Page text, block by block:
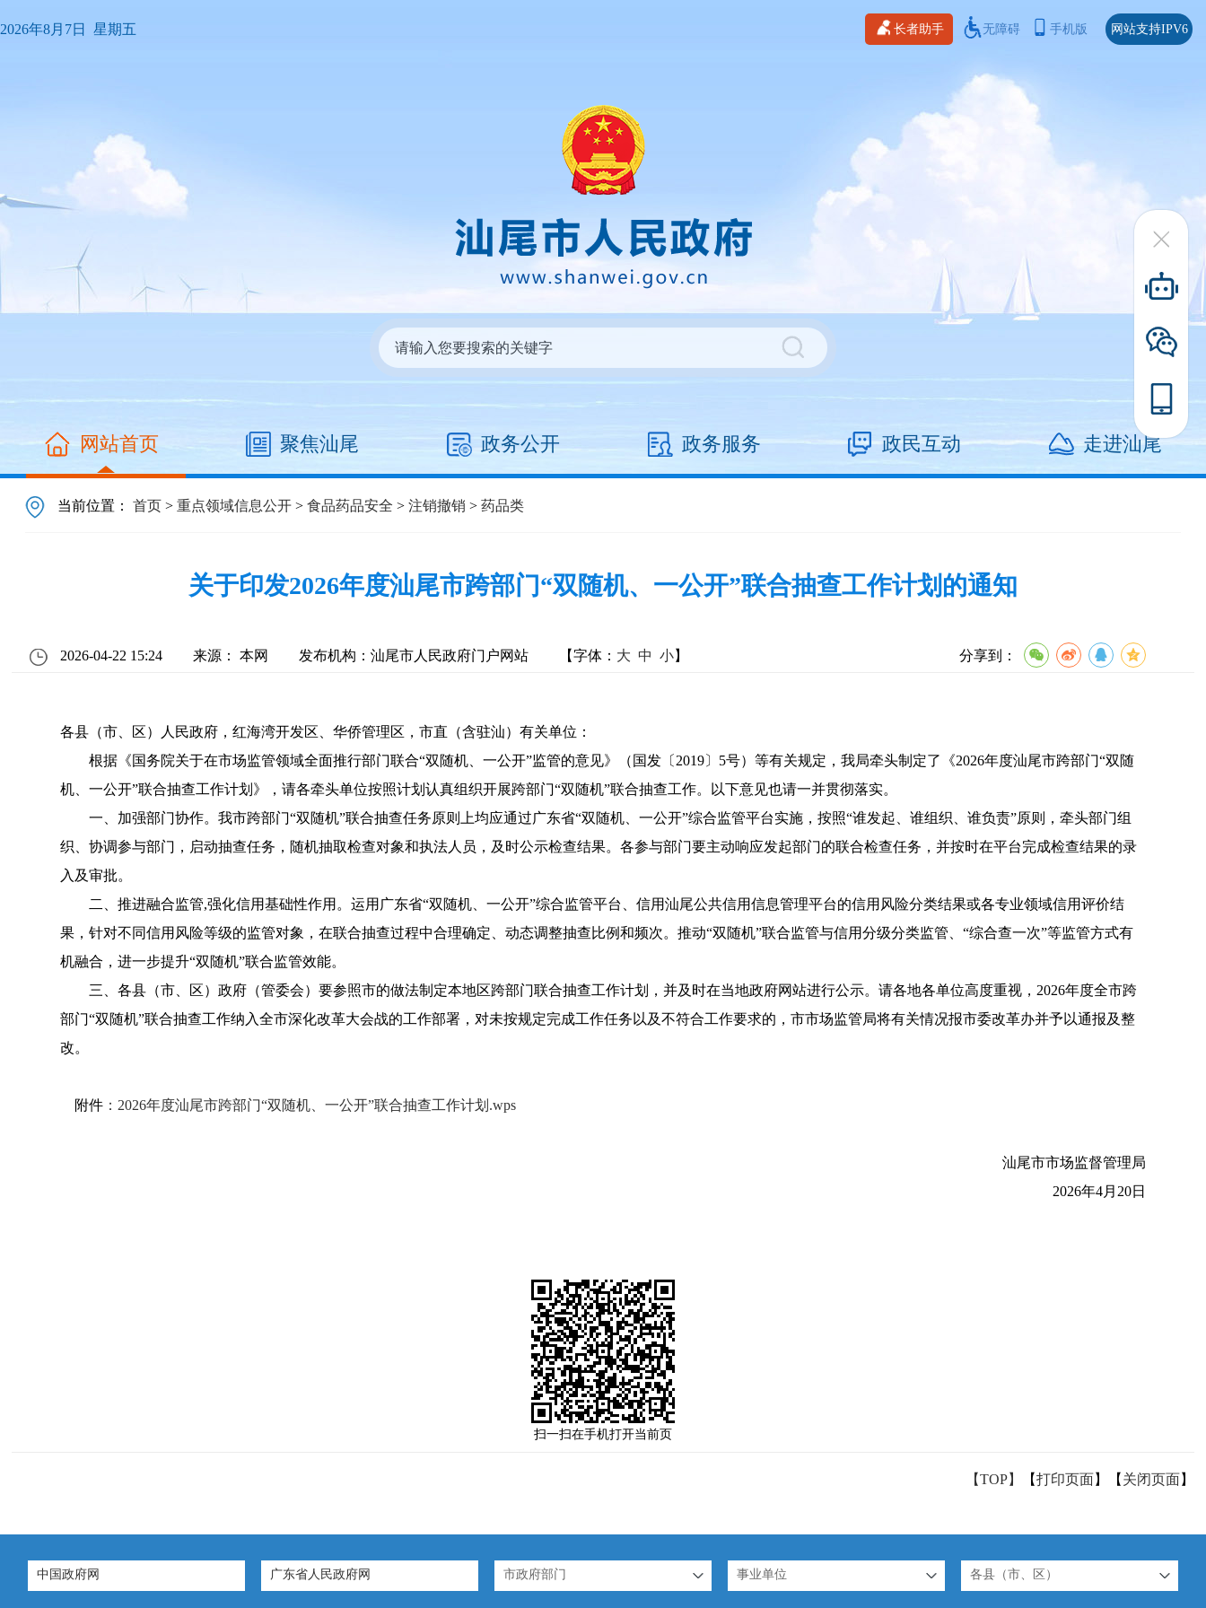
2026年8月7日 星期五 长者助手 无障碍 手机版 网站支持IPV6
网站首页 聚焦汕尾 政务公开 政务服务 政民互动 走进汕尾
当前位置：首页 >重点领域信息公开 >食品药品安全 >注销撤销 >药品类
关于印发2026年度汕尾市跨部门“双随机、一公开”联合抽查工作计划的通知
2026-04-22 15:24 来源： 本网 发布机构：汕尾市人民政府门户网站 【字体： 大 中 小】 分享到：
各县（市、区）人民政府，红海湾开发区、华侨管理区，市直（含驻汕）有关单位：
根据《国务院关于在市场监管领域全面推行部门联合“双随机、一公开”监管的意见》（国发〔2019〕5号）等有关规定，我局牵头制定了《2026年度汕尾市跨部门“双随
机、一公开”联合抽查工作计划》，请各牵头单位按照计划认真组织开展跨部门“双随机”联合抽查工作。以下意见也请一并贯彻落实。
一、加强部门协作。我市跨部门“双随机”联合抽查任务原则上均应通过广东省“双随机、一公开”综合监管平台实施，按照“谁发起、谁组织、谁负责”原则，牵头部门组
织、协调参与部门，启动抽查任务，随机抽取检查对象和执法人员，及时公示检查结果。各参与部门要主动响应发起部门的联合检查任务，并按时在平台完成检查结果的录
入及审批。
二、推进融合监管,强化信用基础性作用。运用广东省“双随机、一公开”综合监管平台、信用汕尾公共信用信息管理平台的信用风险分类结果或各专业领域信用评价结
果，针对不同信用风险等级的监管对象，在联合抽查过程中合理确定、动态调整抽查比例和频次。推动“双随机”联合监管与信用分级分类监管、“综合查一次”等监管方式有
机融合，进一步提升“双随机”联合监管效能。
三、各县（市、区）政府（管委会）要参照市的做法制定本地区跨部门联合抽查工作计划，并及时在当地政府网站进行公示。请各地各单位高度重视，2026年度全市跨
部门“双随机”联合抽查工作纳入全市深化改革大会战的工作部署，对未按规定完成工作任务以及不符合工作要求的，市市场监管局将有关情况报市委改革办并予以通报及整
改。
附件 ：2026年度汕尾市跨部门“双随机、一公开”联合抽查工作计划.wps
汕尾市市场监督管理局
2026年4月20日
扫一扫在手机打开当前页
【TOP】 【打印页面】【 关闭页面】
中国政府网 广东省人民政府网 市政府部门 事业单位 各县（市、区）